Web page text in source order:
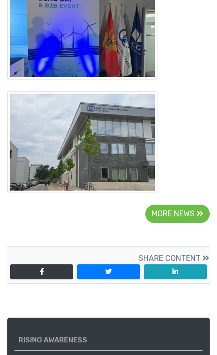
MORE NEWS
SHARE CONTENT
RISING AWARENESS